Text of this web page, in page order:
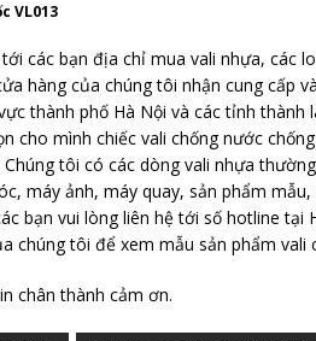
VL013
các bạn địa chỉ mua vali nhựa, các
hàng của chúng tôi nhận cung cấp
thành phố Hà Nội và các tỉnh thành
cho mình chiếc vali chống nước
tôi có các dòng vali nhựa
máy ảnh, máy quay, sản phẩm
bạn vui lòng liên hệ tới số hotline tại
chúng tôi để xem mẫu sản phẩm vali
chân thành cảm ơn.